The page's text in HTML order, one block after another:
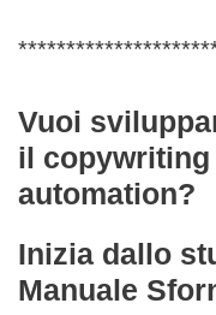
Vuoi
il copywriting
automation?
Inizia dallo
Manuale